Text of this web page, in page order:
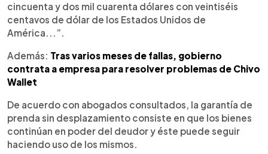
cincuenta y dos mil cuarenta dólares con veintiséis
centavos de dólar de los Estados Unidos de
América...”.
Además: Tras varios meses de fallas, gobierno
contrata a empresa para resolver problemas de Chivo
Wallet
De acuerdo con abogados consultados, la garantía de
prenda sin desplazamiento consiste en que los bienes
continúan en poder del deudor y éste puede seguir
haciendo uso de los mismos.